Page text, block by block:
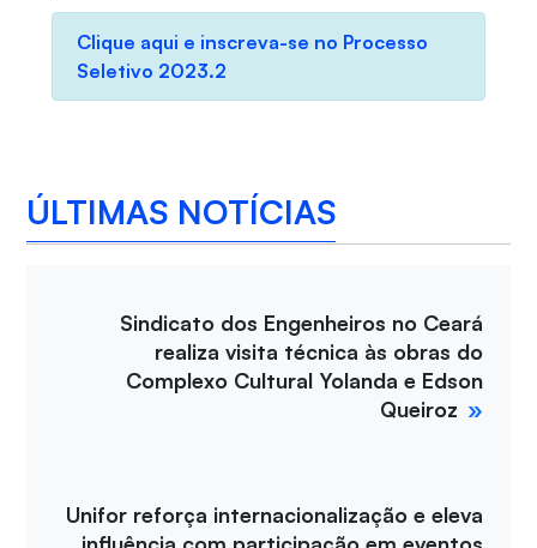
Clique aqui e inscreva-se no Processo
Seletivo 2023.2
ÚLTIMAS NOTÍCIAS
Sindicato dos Engenheiros no Ceará
realiza visita técnica às obras do
Complexo Cultural Yolanda e Edson
Queiroz
Unifor reforça internacionalização e eleva